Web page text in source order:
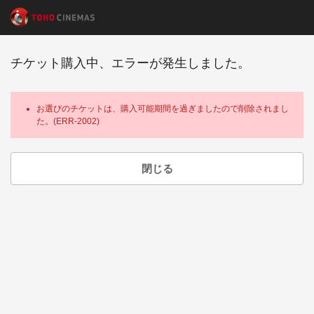
チケット購入中、エラーが発生しました。
お選びのチケットは、購入可能期間を過ぎましたので削除されまし
た。(ERR-2002)
閉じる